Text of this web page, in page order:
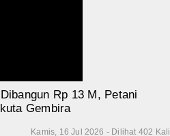
Rp 13 M, Petani
Gembira
Kamis, 16 Jul 2026 - Dilihat 402 Kali